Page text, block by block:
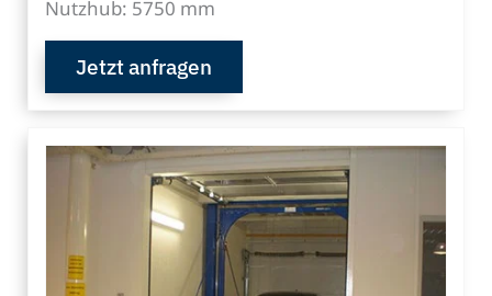
Nutzhub: 5750 mm
Jetzt anfragen